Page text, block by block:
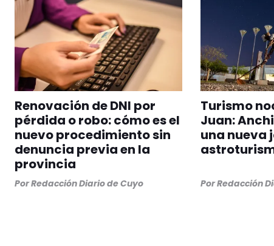
Renovación de DNI por
pérdida o robo: cómo es el
nuevo procedimiento sin
denuncia previa en la
provincia
PorRedacción Diario de Cuyo
Turismo
Juan:
una nueva
PorRedacción